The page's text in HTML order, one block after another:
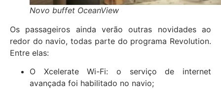
Novo buffet OceanView
Os passageiros ainda verão outras novidades ao
redor do navio, todas parte do programa Revolution.
Entre elas:
O Xcelerate Wi-Fi: o serviço de internet
avançada foi habilitado no navio;